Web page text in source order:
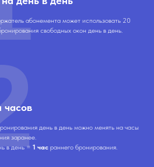
абонемента может использовать 20
свободных окон день в день.
день в день можно менять на часы
заранее.
в день = 1 час раннего бронирования.